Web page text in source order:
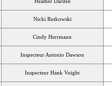
Nicki Rutkowski
Cindy Herrmann
Inspecteur Antonio Dawson
Inspecteur Hank Voight